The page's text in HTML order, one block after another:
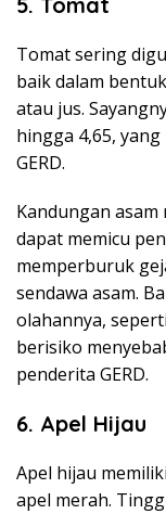
Tomat sering
baik dalam
atau jus.
hingga 4,65,
GERD.
Kandungan
dapat memicu
memperburuk
sendawa asam.
olahannya,
berisiko
penderita GERD.
6. Apel Hijau
Apel hijau
apel merah.